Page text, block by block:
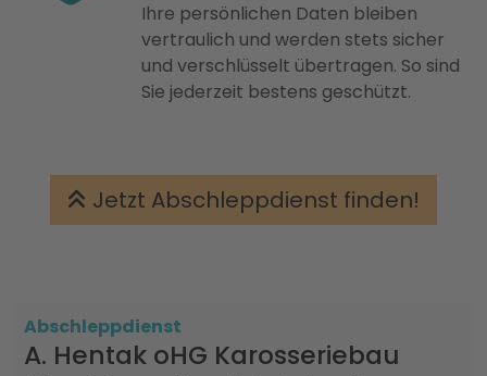
Ihre persönlichen Daten bleiben
vertraulich und werden stets sicher
und verschlüsselt übertragen. So sind
Sie jederzeit bestens geschützt.
Jetzt Abschleppdienst finden!
Abschleppdienst
A. Hentak oHG Karosseriebau